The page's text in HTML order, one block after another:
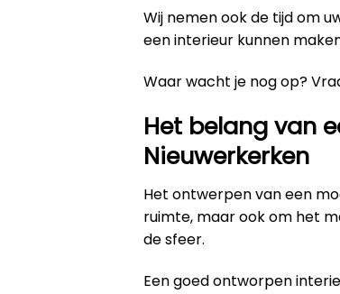
Wij nemen ook de tijd om
een interieur kunnen
Waar wacht je nog op?
Het belang van
Nieuwerkerken
Het ontwerpen van een
ruimte, maar ook om het
de sfeer.
Een goed ontworpen